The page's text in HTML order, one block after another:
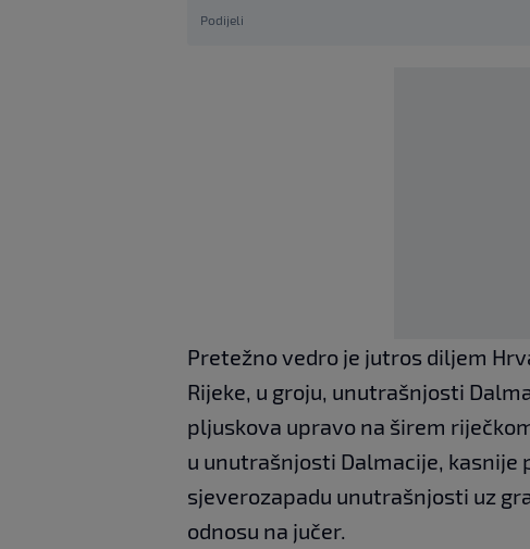
Podijeli
Pretežno vedro je jutros diljem
Rijeke, u groju, unutrašnjosti
pljuskova upravo na širem
u unutrašnjosti Dalmacije, kasnije
sjeverozapadu unutrašnjosti uz
odnosu na jučer.